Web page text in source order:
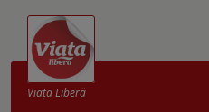
Viaţa Liberă